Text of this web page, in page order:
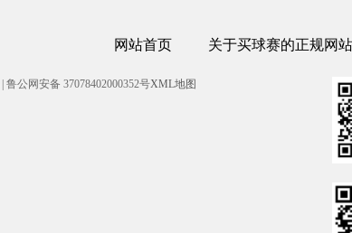
网站首页 关于买球赛的正规网站
| 鲁公网安备 37078402000352号XML地图